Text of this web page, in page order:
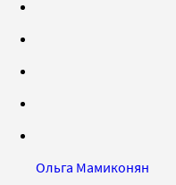
Ольга Мамиконян